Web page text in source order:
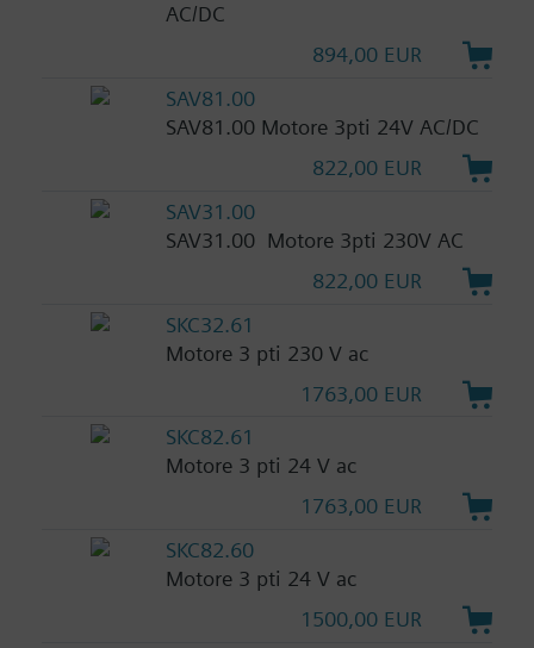
AC/DC
894,00 EUR
SAV81.00
SAV81.00 Motore 3pti 24V AC/DC
822,00 EUR
SAV31.00
SAV31.00 Motore 3pti 230V AC
822,00 EUR
SKC32.61
Motore 3 pti 230 V ac
1763,00 EUR
SKC82.61
Motore 3 pti 24 V ac
1763,00 EUR
SKC82.60
Motore 3 pti 24 V ac
1500,00 EUR